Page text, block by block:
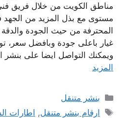
مناطق الكويت من خلال فريق
مستوى مع بذل المزيد من الجهد
المحترفة من حيث الجودة
غيار باعلى جودة وبافضل سعر،
ويمكنك التواصل ايضا على
المزيد
التصنيفات
بنشر متنقل
الوسوم
ارقام بنشر متنقل, اطارات